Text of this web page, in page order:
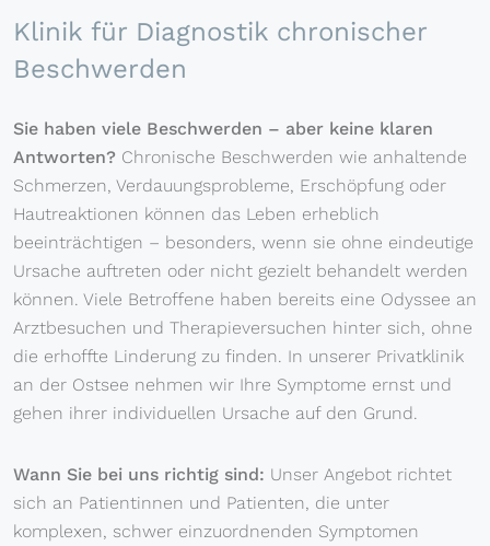
Klinik für Diagnostik chronischer
Beschwerden
Sie haben viele Beschwerden – aber keine klaren
Antworten? Chronische Beschwerden wie anhaltende
Schmerzen, Verdauungsprobleme, Erschöpfung oder
Hautreaktionen können das Leben erheblich
beeinträchtigen – besonders, wenn sie ohne eindeutige
Ursache auftreten oder nicht gezielt behandelt werden
können. Viele Betroffene haben bereits eine Odyssee an
Arztbesuchen und Therapieversuchen hinter sich, ohne
die erhoffte Linderung zu finden. In unserer Privatklinik
an der Ostsee nehmen wir Ihre Symptome ernst und
gehen ihrer individuellen Ursache auf den Grund.
Wann Sie bei uns richtig sind: Unser Angebot richtet
sich an Patientinnen und Patienten, die unter
komplexen, schwer einzuordnenden Symptomen